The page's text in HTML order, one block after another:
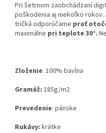
Pri šetrnom zaobchádzaní
poškodenia aj niekoľko
tričká odporúčame prať
maximálne pri teplote 30°.
Zloženie: 100% bavlna
Gramáž: 185g/m2
Prevedenie: pánske
Rukávy: krátke